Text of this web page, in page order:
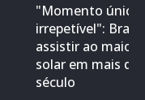
"Momento único
irrepetível":
assistir ao maior
solar em mais de
século